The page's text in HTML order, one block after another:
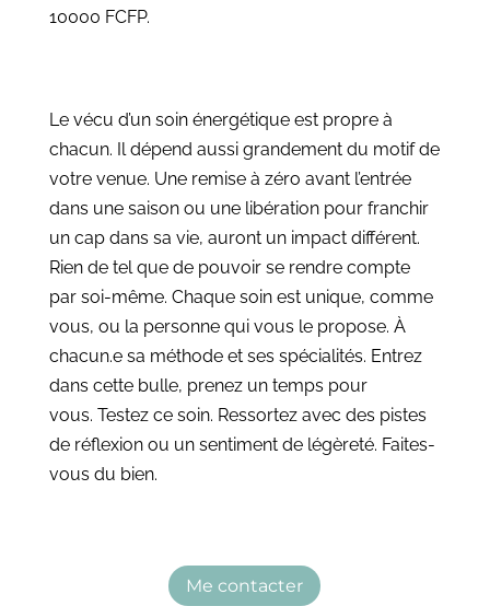
10000 FCFP.
Le vécu d’un soin énergétique est propre à
chacun. Il dépend aussi grandement du motif de
votre venue. Une remise à zéro avant l’entrée
dans une saison ou une libération pour franchir
un cap dans sa vie, auront un impact différent.
Rien de tel que de pouvoir se rendre compte
par soi-même. Chaque soin est unique, comme
vous, ou la personne qui vous le propose. À
chacun.e sa méthode et ses spécialités. Entrez
dans cette bulle, prenez un temps pour
vous. Testez ce soin. Ressortez avec des pistes
de réflexion ou un sentiment de légèreté. Faites-
vous du bien.
Me contacter